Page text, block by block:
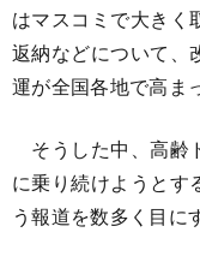
はマスコミで大きく
返納などについて、
運が全国各地で高ま
そうした中、高齢
に乗り続けようとす
う報道を数多く目に